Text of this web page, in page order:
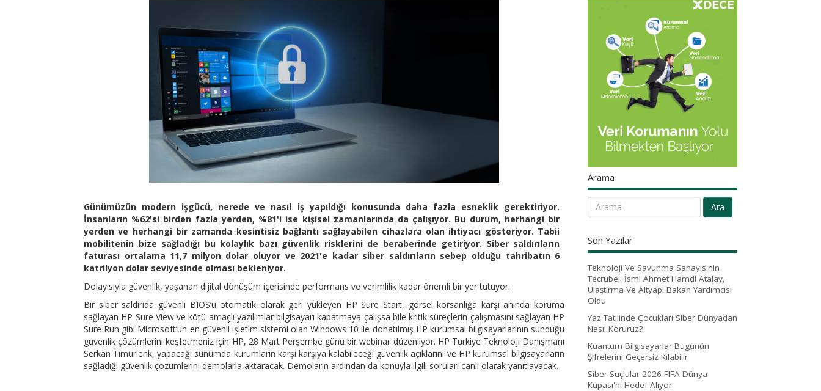
Günümüzün modern işgücü, nerede ve nasıl iş yapıldığı konusunda daha fazla esneklik gerektiriyor.
İnsanların %62'si birden fazla yerden, %81'i ise kişisel zamanlarında da çalışıyor. Bu durum, herhangi bir
yerden ve herhangi bir zamanda kesintisiz bağlantı sağlayabilen cihazlara olan ihtiyacı gösteriyor. Tabii
mobilitenin bize sağladığı bu kolaylık bazı güvenlik risklerini de beraberinde getiriyor. Siber saldırıların
faturası ortalama 11,7 milyon dolar oluyor ve 2021'e kadar siber saldırıların sebep olduğu tahribatın 6
katrilyon dolar seviyesinde olması bekleniyor.
Dolayısıyla güvenlik, yaşanan dijital dönüşüm içerisinde performans ve verimlilik kadar önemli bir yer tutuyor.
Bir siber saldırıda güvenli BIOS’u otomatik olarak geri yükleyen HP Sure Start, görsel korsanlığa karşı anında koruma
sağlayan HP Sure View ve kötü amaçlı yazılımlar bilgisayarı kapatmaya çalışsa bile kritik süreçlerin çalışmasını sağlayan HP
Sure Run gibi Microsoft’un en güvenli işletim sistemi olan Windows 10 ile donatılmış HP kurumsal bilgisayarlarının sunduğu
güvenlik çözümlerini keşfetmeniz için HP, 28 Mart Perşembe günü bir webinar düzenliyor. HP Türkiye Teknoloji Danışmanı
Serkan Timurlenk, yapacağı sunumda kurumların karşı karşıya kalabileceği güvenlik açıklarını ve HP kurumsal bilgisayarların
sağladığı güvenlik çözümlerini demolarla aktaracak. Demoların ardından da konuyla ilgili soruları canlı olarak yanıtlayacak.
Arama
Ara
Son Yazılar
Teknoloji Ve Savunma Sanayisinin
Tecrübeli İsmi Ahmet Hamdi Atalay,
Ulaştırma Ve Altyapı Bakan Yardımcısı
Oldu
Yaz Tatilinde Çocukları Siber Dünyadan
Nasıl Koruruz?
Kuantum Bilgisayarlar Bugünün
Şifrelerini Geçersiz Kılabilir
Siber Suçlular 2026 FIFA Dünya
Kupası'nı Hedef Alıyor